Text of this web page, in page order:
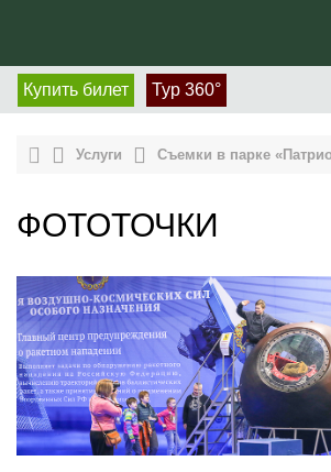
Купить билет Тур 360°
Услуги Съемки в парке
ФОТОТОЧКИ